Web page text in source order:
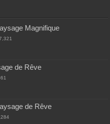
Magnifique
de Rêve
de Rêve